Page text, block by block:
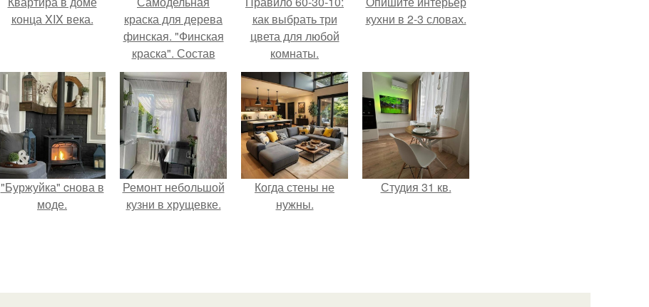
конца XIX века.
краска для дерева
финская. "Финская
краска". Состав
как выбрать три
цвета для любой
комнаты.
кухни в 2-3 словах.
"Буржуйка" cнова в
моде.
Ремонт небольшой
кузни в хрущевке.
Когда стены не
нужны.
Студия 31 кв.